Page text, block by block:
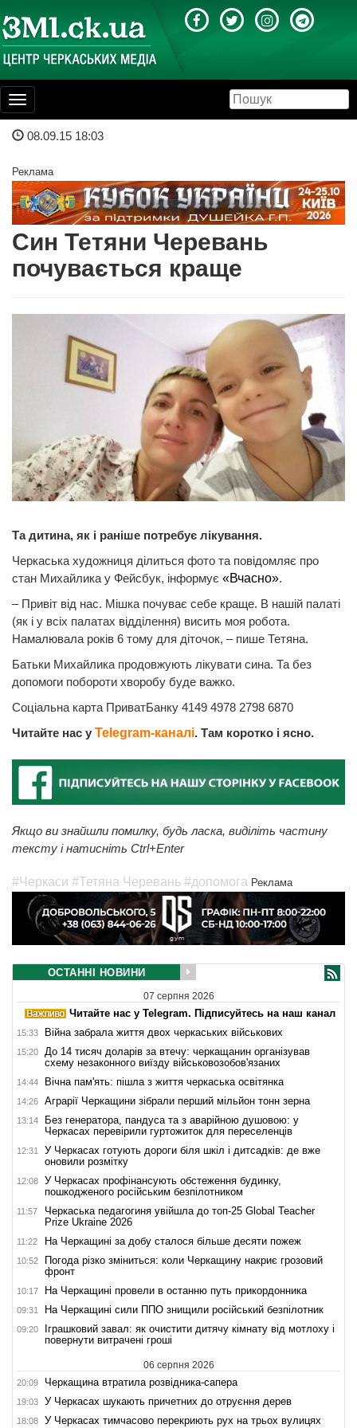
Toggle
navigation
08.09.15 18:03
Реклама
Син Тетяни Черевань
почувається краще
Та дитина, як і раніше потребує лікування.
Черкаська художниця ділиться фото та повідомляє про
стан Михайлика у Фейсбук, інформує «Вчасно».
– Привіт від нас. Мішка почуває себе краще. В нашій палаті
(як і у всіх палатах відділення) висить моя робота.
Намалювала років 6 тому для діточок, – пише Тетяна.
Батьки Михайлика продовжують лікувати сина. Та без
допомоги побороти хворобу буде важко.
Соціальна карта ПриватБанку 4149 4978 2798 6870
Читайте нас у Telegram-каналі. Там коротко і ясно.
Якщо ви знайшли помилку, будь ласка, виділіть частину
тексту і натисніть Ctrl+Enter
#Черкаси #Тетяна Черевань #допомога Реклама
ОСТАННІ НОВИНИ
07 серпня 2026
Читайте нас у Telegram. Підписуйтесь на наш канал
15:33 Війна забрала життя двох черкаських військових
15:20
До 14 тисяч доларів за втечу: черкащанин організував
схему незаконного виїзду військовозобов'язаних
14:44 Вічна пам'ять: пішла з життя черкаська освітянка
14:26 Аграрії Черкащини зібрали перший мільйон тонн зерна
13:14
Без генератора, пандуса та з аварійною душовою: у
Черкасах перевірили гуртожиток для переселенців
12:31
У Черкасах готують дороги біля шкіл і дитсадків: де вже
оновили розмітку
12:08
У Черкасах профінансують обстеження будинку,
пошкодженого російським безпілотником
11:57
Черкаська педагогиня увійшла до топ-25 Global Teacher
Prize Ukraine 2026
11:22 На Черкащині за добу сталося більше десяти пожеж
10:52
Погода різко зміниться: коли Черкащину накриє грозовий
фронт
10:17 На Черкащині провели в останню путь прикордонника
09:31 На Черкащині сили ППО знищили російський безпілотник
09:20
Іграшковий завал: як очистити дитячу кімнату від мотлоху і
повернути витрачені гроші
06 серпня 2026
20:09 Черкащина втратила розвідника-сапера
19:03 У Черкасах шукають причетних до отруєння дерев
18:08
У Черкасах тимчасово перекриють рух на трьох вулицях